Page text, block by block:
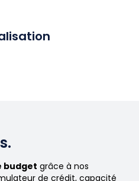
budget grâce à nos
de crédit, capacité